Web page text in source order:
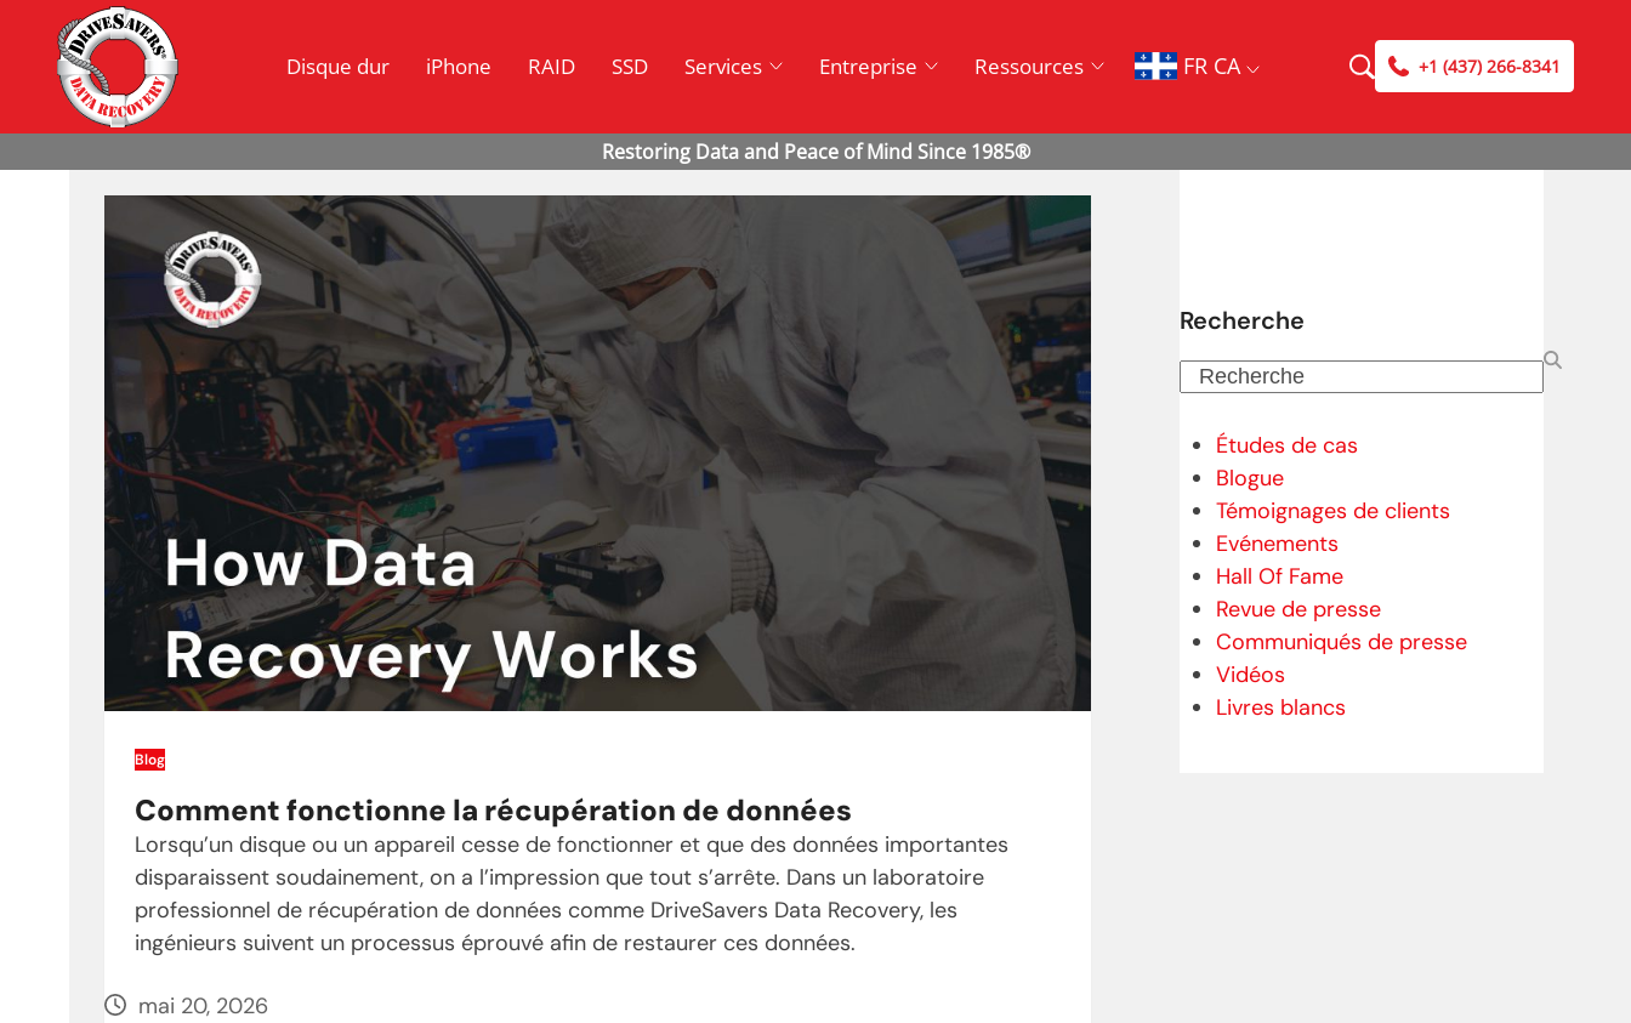
Disque dur iPhone RAID SSD Services Entreprise Ressources FR CA +1 (437) 266-8341
Blog
Comment fonctionne la récupération de données
Lorsqu’un disque ou un appareil cesse de fonctionner et que des données importantes
disparaissent soudainement, on a l’impression que tout s’arrête. Dans un laboratoire
professionnel de récupération de données comme DriveSavers Data Recovery, les
ingénieurs suivent un processus éprouvé afin de restaurer ces données.
mai 20, 2026
Recherche
Recherche
Études de cas
Blogue
Témoignages de clients
Evénements
Hall Of Fame
Revue de presse
Communiqués de presse
Vidéos
Livres blancs